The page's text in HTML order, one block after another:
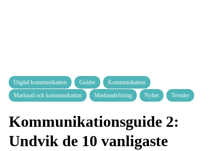
Digital kommunikation Guider
Kommunikation
Marknad och kommunikation
Marknadsföring Nyhet Trender
Kommunikationsguide 2:
Undvik de 10 vanligaste